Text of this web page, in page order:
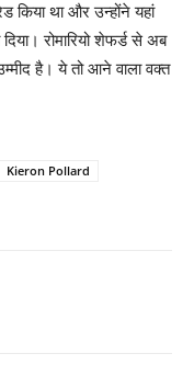
था और उन्होंने यहां
रोमारियो शेफर्ड से अब
है। ये तो आने वाला वक्त
Kieron Pollard